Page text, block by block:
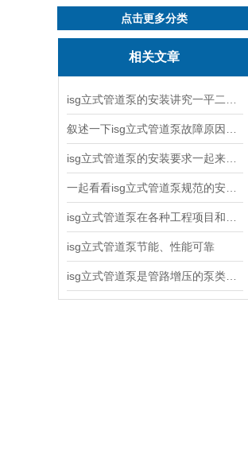
点击更多分类
相关文章
isg立式管道泵节能、性能可靠